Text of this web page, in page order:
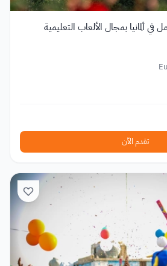
ألمانيا بمجال الألعاب التعليمية
تقدم الآن